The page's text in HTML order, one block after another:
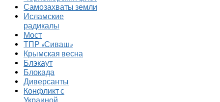
Самозахваты земли
Исламские
радикалы
Мост
ТПР «Сиваш»
Крымская весна
Блэкаут
Блокада
Диверсанты
Конфликт с
Украиной